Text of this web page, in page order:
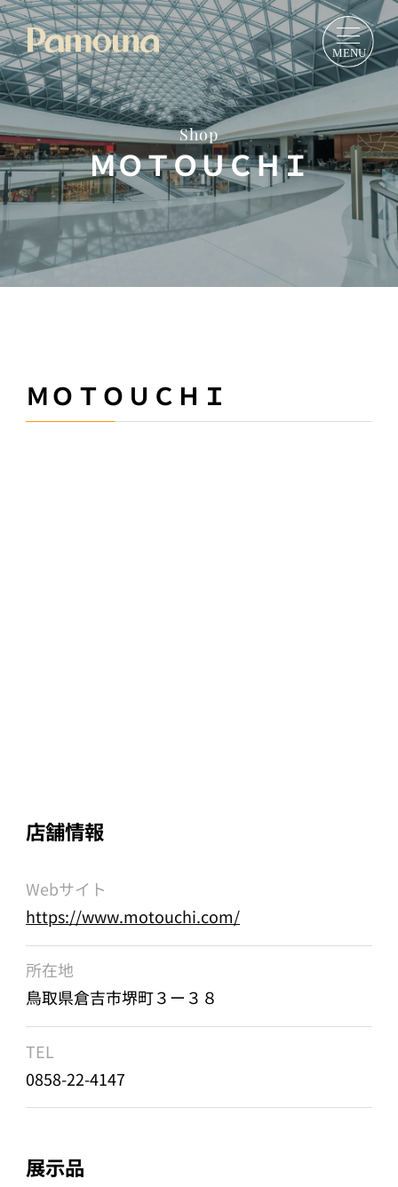
Shop
ＭＯＴＯＵＣＨＩ
ＭＯＴＯＵＣＨＩ
店舗情報
Webサイト
https://www.motouchi.com/
所在地
鳥取県倉吉市堺町３ー３８
TEL
0858-22-4147
展示品